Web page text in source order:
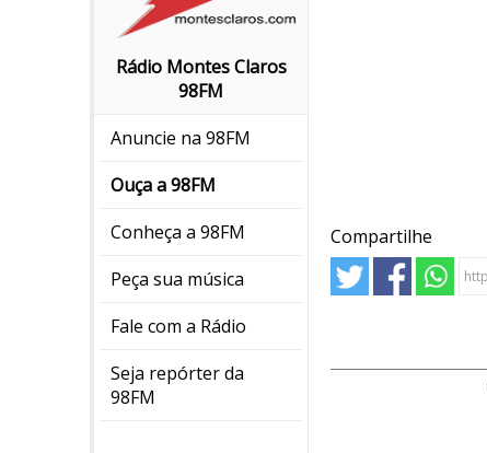
Rádio Montes Claros
98FM
Anuncie na 98FM
Ouça a 98FM
Conheça a 98FM
Peça sua música
Fale com a Rádio
Seja repórter da
98FM
Compartilhe